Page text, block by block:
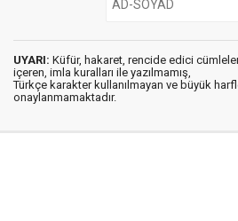
UYARI: Küfür, hakaret, rencide edici
içeren, imla kuralları ile yazılmamış,
Türkçe karakter kullanılmayan ve büyük
onaylanmamaktadır.